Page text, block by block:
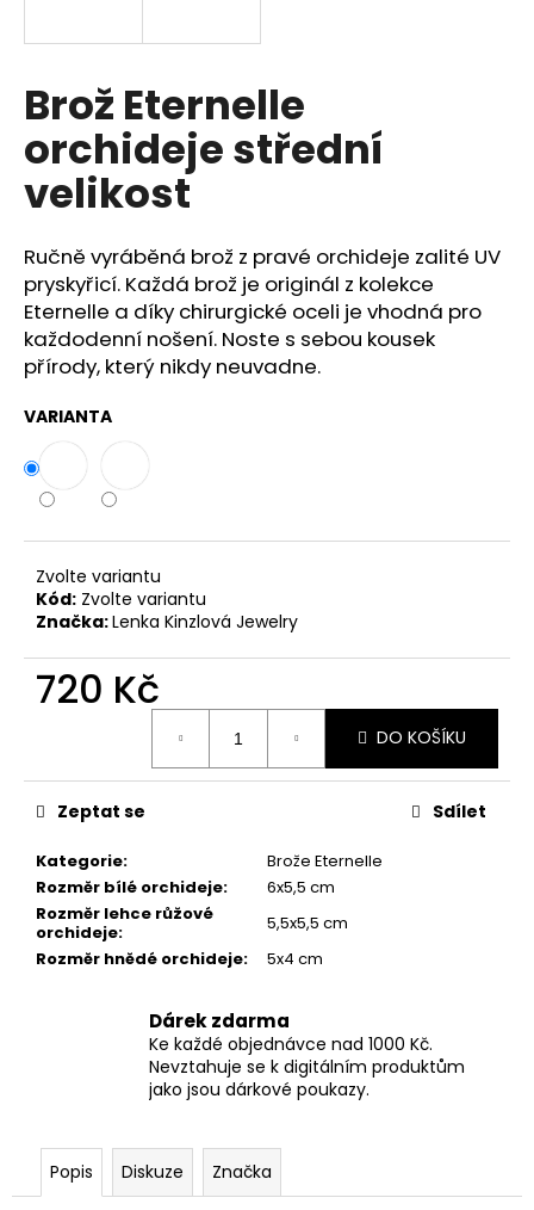
Brož Eternelle
orchideje střední
velikost
Ručně vyráběná brož z pravé orchideje zalité UV
pryskyřicí. Každá brož je originál z kolekce
Eternelle a díky chirurgické oceli je vhodná pro
každodenní nošení. Noste s sebou kousek
přírody, který nikdy neuvadne.
VARIANTA
Zvolte variantu
Kód: Zvolte variantu
Značka:Lenka Kinzlová Jewelry
720 Kč
DO KOŠÍKU
Kategorie:
Brože Eternelle
Rozměr bílé orchideje:
6x5,5 cm
Rozměr lehce růžové
orchideje:
5,5x5,5 cm
Rozměr hnědé orchideje: 5x4 cm
Zeptat se Sdílet
Dárek zdarma
Ke každé objednávce nad 1000 Kč.
Nevztahuje se k digitálním produktům
jako jsou dárkové poukazy.
Popis Diskuze Značka
í
t
?
HLEDAT
D
o
p
o
r
č
u
e
e
HORTENZIE
720